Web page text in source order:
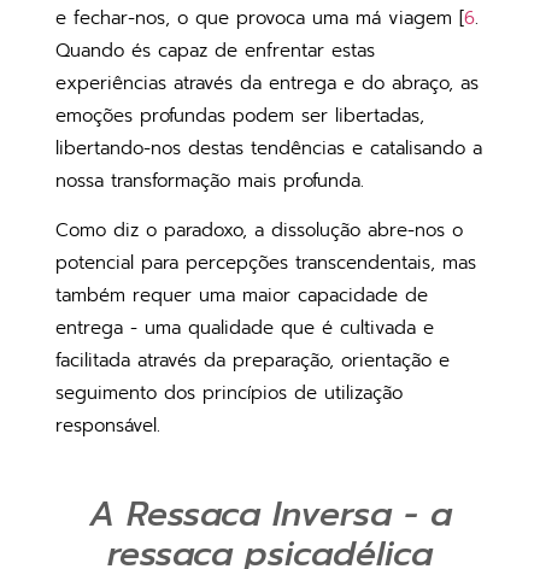
e fechar-nos, o que provoca uma má viagem [6.
Quando és capaz de enfrentar estas
experiências através da entrega e do abraço, as
emoções profundas podem ser libertadas,
libertando-nos destas tendências e catalisando a
nossa transformação mais profunda.
Como diz o paradoxo, a dissolução abre-nos o
potencial para percepções transcendentais, mas
também requer uma maior capacidade de
entrega - uma qualidade que é cultivada e
facilitada através da preparação, orientação e
seguimento dos princípios de utilização
responsável.
A Ressaca Inversa - a
ressaca psicadélica